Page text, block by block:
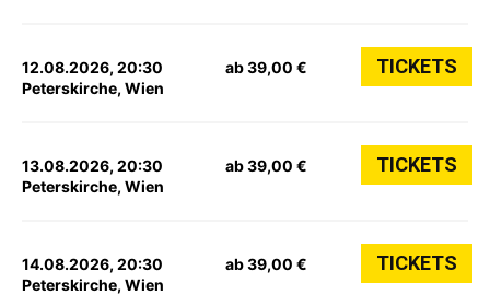
12.08.2026, 20:30
Peterskirche, Wien
ab 39,00 € TICKETS
13.08.2026, 20:30
Peterskirche, Wien
ab 39,00 € TICKETS
14.08.2026, 20:30
Peterskirche, Wien
ab 39,00 € TICKETS